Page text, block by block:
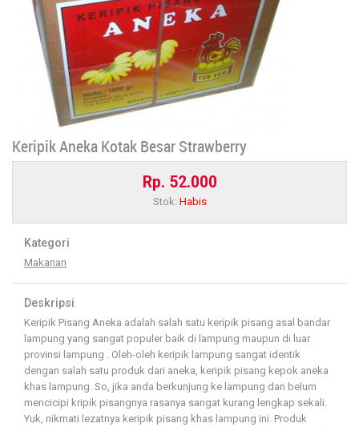
Keripik Aneka Kotak Besar Strawberry
Rp. 52.000
Stok: Habis
Kategori
Makanan
Deskripsi
Keripik Pisang Aneka adalah salah satu keripik pisang asal bandar
lampung yang sangat populer baik di lampung maupun di luar
provinsi lampung . Oleh-oleh keripik lampung sangat identik
dengan salah satu produk dari aneka, keripik pisang kepok aneka
khas lampung. So, jika anda berkunjung ke lampung dan belum
mencicipi kripik pisangnya rasanya sangat kurang lengkap sekali.
Yuk, nikmati lezatnya keripik pisang khas lampung ini. Produk